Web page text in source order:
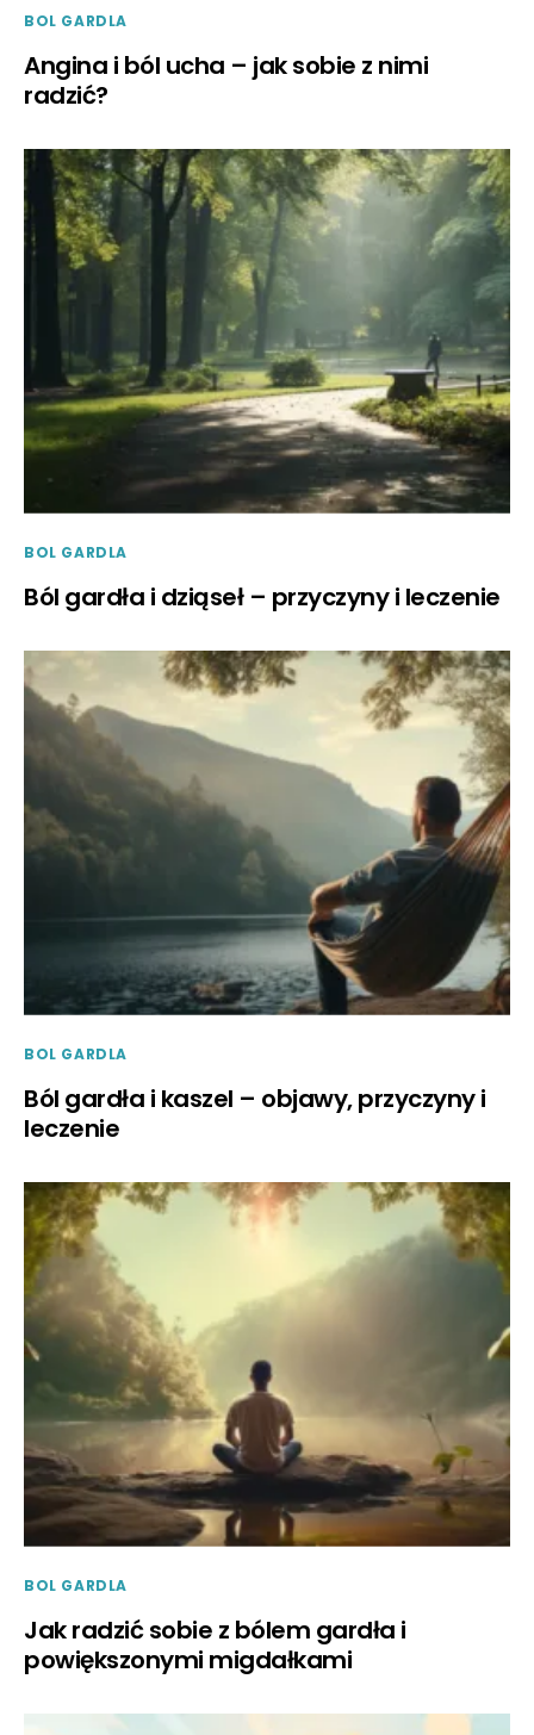
BOL GARDLA
Angina i ból ucha – jak sobie z nimi
radzić?
BOL GARDLA
Ból gardła i dziąseł – przyczyny i leczenie
BOL GARDLA
Ból gardła i kaszel – objawy, przyczyny i
leczenie
BOL GARDLA
Jak radzić sobie z bólem gardła i
powiększonymi migdałkami